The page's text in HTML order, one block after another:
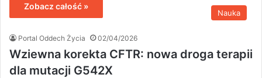
Zobacz całość »
Nauka
Portal Oddech Życia 02/04/2026
Wziewna korekta CFTR: nowa droga terapii
dla mutacji G542X